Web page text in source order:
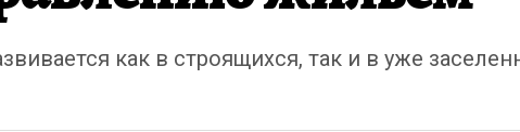
как в строящихся, так и в уже